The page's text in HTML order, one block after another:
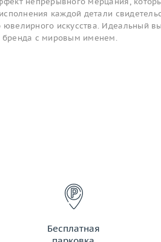
каждой детали
искусства. Идеальный
бренда с мировым именем.
Бесплатная